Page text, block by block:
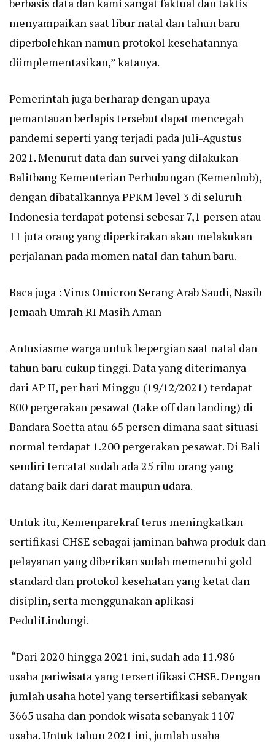
berbasis data dan kami sangat faktual dan taktis
menyampaikan saat libur natal dan tahun baru
diperbolehkan namun protokol kesehatannya
diimplementasikan,” katanya.
Pemerintah juga berharap dengan upaya
pemantauan berlapis tersebut dapat mencegah
pandemi seperti yang terjadi pada Juli-Agustus
2021. Menurut data dan survei yang dilakukan
Balitbang Kementerian Perhubungan (Kemenhub),
dengan dibatalkannya PPKM level 3 di seluruh
Indonesia terdapat potensi sebesar 7,1 persen atau
11 juta orang yang diperkirakan akan melakukan
perjalanan pada momen natal dan tahun baru.
Baca juga :Virus Omicron Serang Arab Saudi, Nasib
Jemaah Umrah RI Masih Aman
Antusiasme warga untuk bepergian saat natal dan
tahun baru cukup tinggi. Data yang diterimanya
dari AP II, per hari Minggu (19/12/2021) terdapat
800 pergerakan pesawat (take off dan landing) di
Bandara Soetta atau 65 persen dimana saat situasi
normal terdapat 1.200 pergerakan pesawat. Di Bali
sendiri tercatat sudah ada 25 ribu orang yang
datang baik dari darat maupun udara.
Untuk itu, Kemenparekraf terus meningkatkan
sertifikasi CHSE sebagai jaminan bahwa produk dan
pelayanan yang diberikan sudah memenuhi gold
standard dan protokol kesehatan yang ketat dan
disiplin, serta menggunakan aplikasi
PeduliLindungi.
“Dari 2020 hingga 2021 ini, sudah ada 11.986
usaha pariwisata yang tersertifikasi CHSE. Dengan
jumlah usaha hotel yang tersertifikasi sebanyak
3665 usaha dan pondok wisata sebanyak 1107
usaha. Untuk tahun 2021 ini, jumlah usaha